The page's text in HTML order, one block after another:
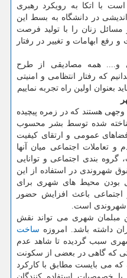
با اتكا به رویكرد رهبری
در دانشگاه به بسط این
زنان را با تولید فرصت
ابهامات و تغییر در رفتار
و.... همه مصادیقی از طرح
كه رفتار انتظامی و امنیتی
بعنوان اولین راه تجربه نماییم
هستند كه در زمره پیچیده
شده توسط بشر محسوب
عمومی و ارتقای كیفیت
اجتماعی میان آنها
بندی اجتماعی و توانایی
شهروندی در استفاده از این
بودن محیط های شهری برای
باعث افزایش حضور
شهروندی است.
مبلمان شهری می تواند نقش
داشته باشد. امروزه ساخت
سبب گردیده تا شاهد عدم
كه گاهی در بعضی از سكونت
كه می بایست مطابق با كاركرد